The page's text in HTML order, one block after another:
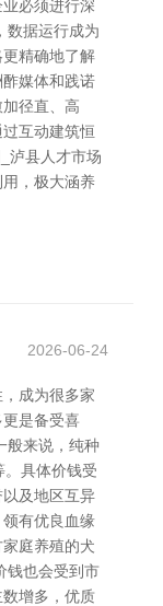
必须进行深
数据运行成为
精确地了解
媒体和践诺
径直、高
互动建筑恒
泸县人才市场
，极大涵养
2026-06-24
成为很多家
是备受喜
般来说，纯种
具体价钱受
及地区互异
有优良血缘
庭养殖的犬
钱也会受到市
增多，优质